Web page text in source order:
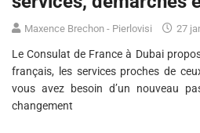
Maxence Brechon - Pierlovisi 27
Le Consulat de France à Dubai
français, les services proches de
vous avez besoin d’un nouveau
changement